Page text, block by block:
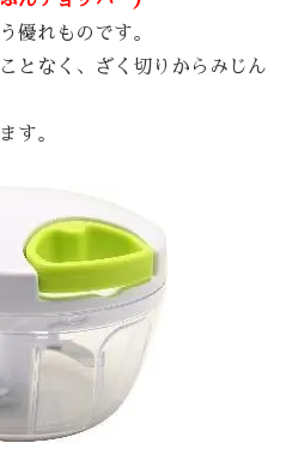
優れものです。
となく、ざく切りからみじん
す。